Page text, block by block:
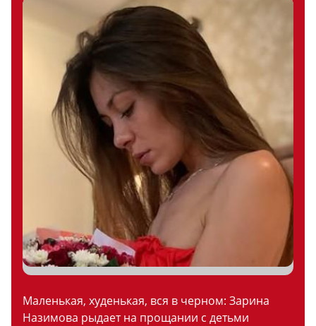
Маленькая, худенькая, вся в черном: Зарина
Назимова рыдает на прощании с детьми